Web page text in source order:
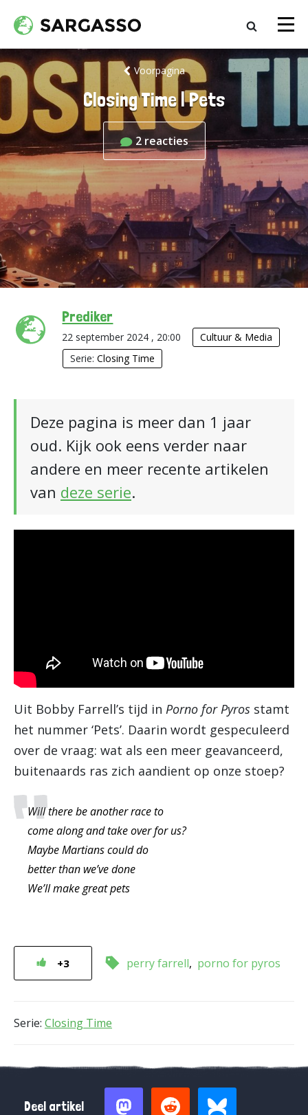
Voorpagina
Closing Time | Pets
2 reacties
Prediker
22 september 2024 , 20:00
Cultuur & Media
Serie:Closing Time
Deze pagina is meer dan 1 jaar
oud. Kijk ook eens verder naar
andere en meer recente artikelen
van deze serie.
Uit Bobby Farrell’s tijd in Porno for Pyros stamt
het nummer ‘Pets’. Daarin wordt gespeculeerd
over de vraag: wat als een meer geavanceerd,
buitenaards ras zich aandient op onze stoep?
Will there be another race to
come along and take over for us?
Maybe Martians could do
better than we’ve done
We’ll make great pets
+3 perry farrell porno for pyros
Serie: Closing Time
Deel artikel